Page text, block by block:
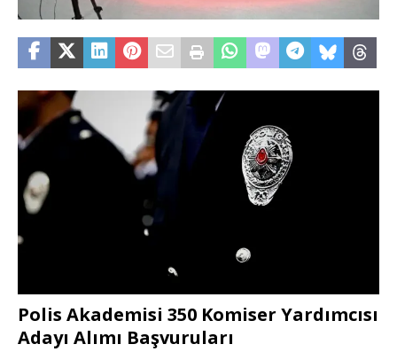
Polis Akademisi 350 Komiser Yardımcısı
Adayı Alımı Başvuruları